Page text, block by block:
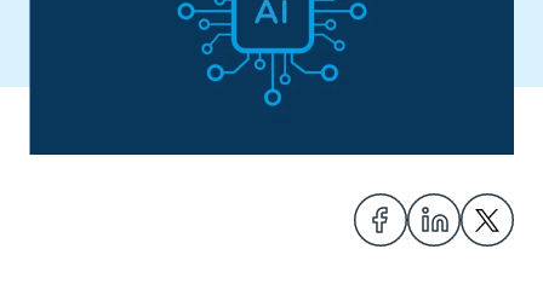
Del Del Del